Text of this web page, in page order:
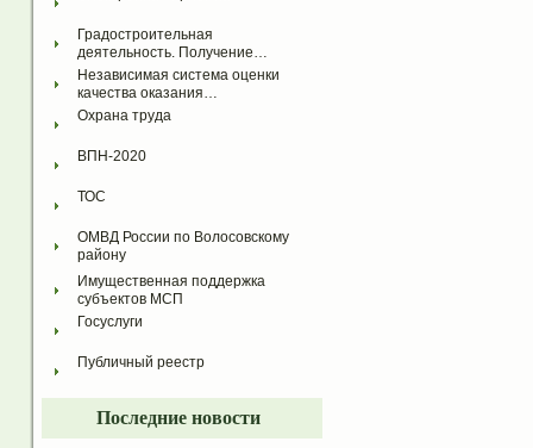
Градостроительная
деятельность. Получение…
Независимая система оценки
качества оказания…
Охрана труда
ВПН-2020
ТОС
ОМВД России по Волосовскому
району
Имущественная поддержка
субъектов МСП
Госуслуги
Публичный реестр
Последние новости